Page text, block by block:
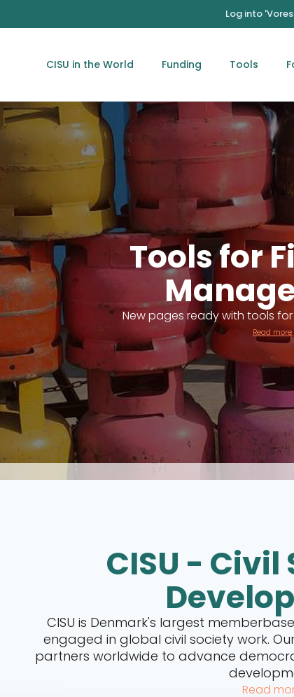
Log into
CISU in the World Funding Tools
Tools for
New pages ready with tools
Read more
CISU - Civil
CISU is Denmark's largest
engaged in global civil society work.
partners worldwide to advance
Read